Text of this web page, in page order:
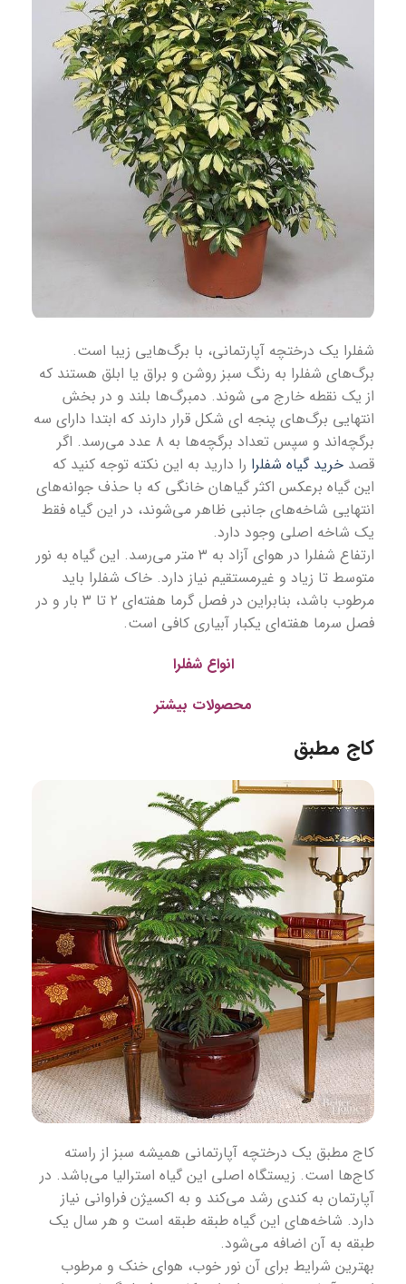
شفلرا یک درختچه آپارتمانی، با برگ‌هایی زیبا است.
برگ‌های شفلرا به رنگ سبز روشن و براق یا ابلق هستند که
از یک نقطه خارج می شوند. دمبرگ‌ها بلند و در بخش
انتهایی برگ‌های پنجه ای شکل قرار دارند که ابتدا دارای سه
برگچه‌اند و سپس تعداد برگچه‌ها به ۸ عدد می‌رسد. اگر
قصد خرید گیاه شفلرا را دارید به این نکته توجه کنید که
این گیاه برعکس اکثر گیاهان خانگی که با حذف جوانه‌های
انتهایی شاخه‌های جانبی ظاهر می‌شوند، در این گیاه فقط
یک شاخه اصلی وجود دارد.
ارتفاع شفلرا در هوای آزاد به ۳ متر می‌رسد. این گیاه به نور
متوسط تا زیاد و غیرمستقیم نیاز دارد. خاک شفلرا باید
مرطوب باشد، بنابراین در فصل گرما هفته‌ای ۲ تا ۳ بار و در
فصل سرما هفته‌ای یکبار آبیاری کافی است.
انواع شفلرا
محصولات بیشتر
کاج مطبق
کاج مطبق یک درختچه آپارتمانی همیشه سبز از راسته
کاج‌ها است. زیستگاه اصلی این گیاه استرالیا می‌باشد. در
آپارتمان به‌ کندی رشد می‌کند و به اکسیژن فراوانی نیاز
دارد. شاخه‌های این گیاه طبقه طبقه است و هر سال یک
طبقه به آن اضافه می‌شود.
بهترین شرایط برای آن نور خوب، هوای خنک و مرطوب